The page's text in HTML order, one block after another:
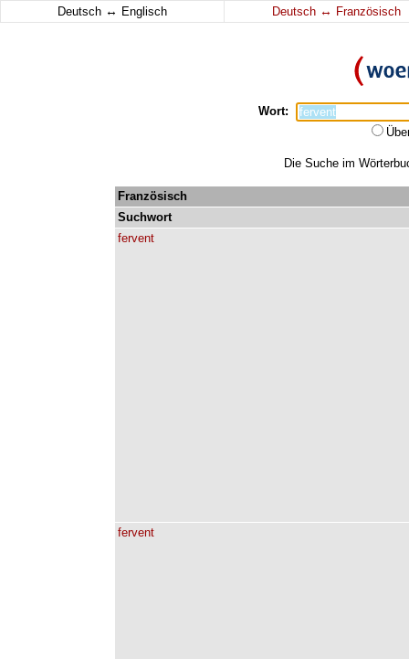
Deutsch ↔ Englisch Deutsch ↔ Französisch
Wort:
Die Suche im
Französisch
Suchwort
fervent
fervent